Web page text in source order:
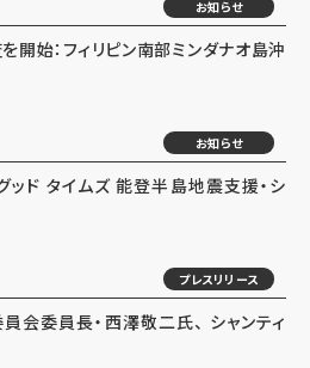
お知らせ
開始：フィリピン南部ミンダナオ島沖
お知らせ
ド タイムズ 能登半島地震支援・シ
プレスリリース
会委員長・西澤敬二氏、 シャンティ